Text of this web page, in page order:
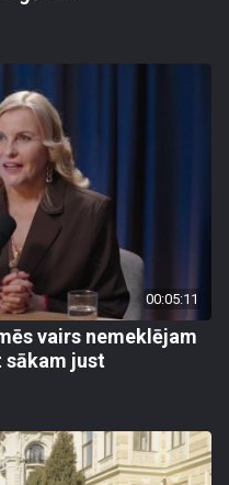
00:05:11
vairs nemeklējam
just